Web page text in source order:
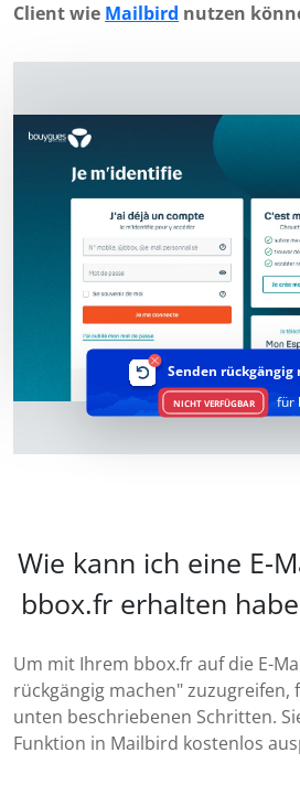
Client wie Mailbird nutzen
Senden rückgängig
NICHT VERFÜGBAR für
Wie kann ich eine E-
bbox.fr erhalten
Um mit Ihrem bbox.fr auf die E-
rückgängig machen" zuzugreifen,
unten beschriebenen Schritten.
Funktion in Mailbird kostenlos